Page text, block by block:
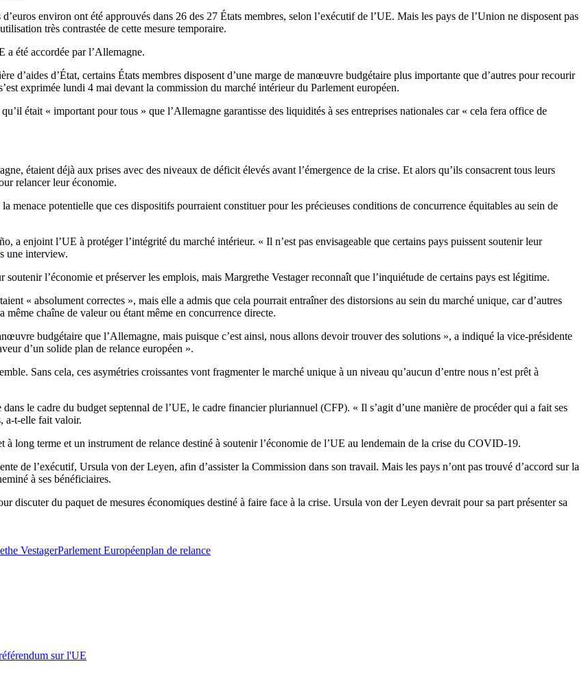
environ ont été approuvés dans 26 des 27 États membres, selon l’exécutif de l’UE. Mais les pays de l’Union ne disposent pas
très contrastée de cette mesure temporaire.
a été accordée par l’Allemagne.
d’aides d’État, certains États membres disposent d’une marge de manœuvre budgétaire plus importante que d’autres pour recourir
exprimée lundi 4 mai devant la commission du marché intérieur du Parlement européen.
était « important pour tous » que l’Allemagne garantisse des liquidités à ses entreprises nationales car « cela fera office de
étaient déjà aux prises avec des niveaux de déficit élevés avant l’émergence de la crise. Et alors qu’ils consacrent tous leurs
relancer leur économie.
menace potentielle que ces dispositifs pourraient constituer pour les précieuses conditions de concurrence équitables au sein de
a enjoint l’UE à protéger l’intégrité du marché intérieur. « Il n’est pas envisageable que certains pays puissent soutenir leur
une interview.
l’économie et préserver les emplois, mais Margrethe Vestager reconnaît que l’inquiétude de certains pays est légitime.
« absolument correctes », mais elle a admis que cela pourrait entraîner des distorsions au sein du marché unique, car d’autres
chaîne de valeur ou étant même en concurrence directe.
budgétaire que l’Allemagne, mais puisque c’est ainsi, nous allons devoir trouver des solutions », a indiqué la vice-présidente
d’un solide plan de relance européen ».
Sans cela, ces asymétries croissantes vont fragmenter le marché unique à un niveau qu’aucun d’entre nous n’est prêt à
le cadre du budget septennal de l’UE, le cadre financier pluriannuel (CFP). « Il s’agit d’une manière de procéder qui a fait ses
a-t-elle fait valoir.
long terme et un instrument de relance destiné à soutenir l’économie de l’UE au lendemain de la crise du COVID-19.
de l’exécutif, Ursula von der Leyen, afin d’assister la Commission dans son travail. Mais les pays n’ont pas trouvé d’accord sur la
à ses bénéficiaires.
discuter du paquet de mesures économiques destiné à faire face à la crise. Ursula von der Leyen devrait pour sa part présenter sa
VestagerParlement Européenplan de relance
sur l'UE